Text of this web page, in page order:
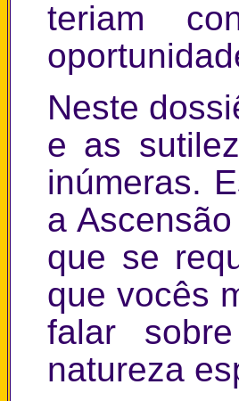
teriam
Neste
e as
inúmeras.
a
que se
que vocês
falar
natureza